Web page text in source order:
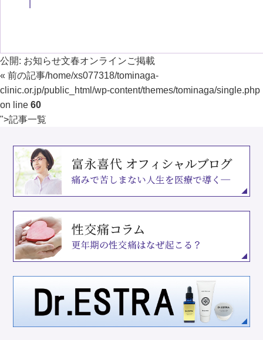
公開: お知らせ文春オンラインご掲載
« 前の記事/home/xs077318/tominaga-
clinic.or.jp/public_html/wp-content/themes/tominaga/single.php
on line 60
">記事一覧